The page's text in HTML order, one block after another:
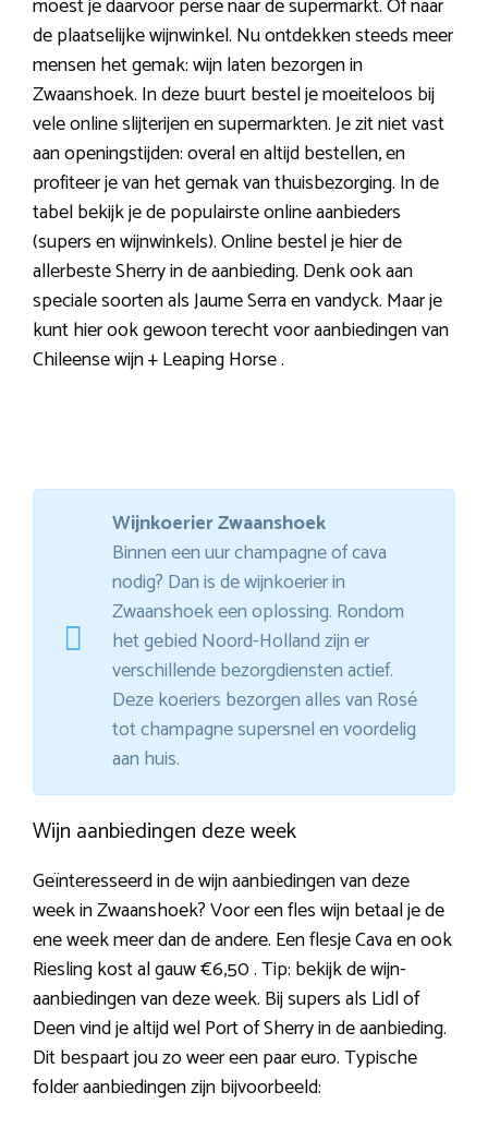
moest je daarvoor perse naar de supermarkt. Of naar
de plaatselijke wijnwinkel. Nu ontdekken steeds meer
mensen het gemak: wijn laten bezorgen in
Zwaanshoek. In deze buurt bestel je moeiteloos bij
vele online slijterijen en supermarkten. Je zit niet vast
aan openingstijden: overal en altijd bestellen, en
profiteer je van het gemak van thuisbezorging. In de
tabel bekijk je de populairste online aanbieders
(supers en wijnwinkels). Online bestel je hier de
allerbeste Sherry in de aanbieding. Denk ook aan
speciale soorten als Jaume Serra en vandyck. Maar je
kunt hier ook gewoon terecht voor aanbiedingen van
Chileense wijn + Leaping Horse .
Wijnkoerier Zwaanshoek
Binnen een uur champagne of cava
nodig? Dan is de wijnkoerier in
Zwaanshoek een oplossing. Rondom
het gebied Noord-Holland zijn er
verschillende bezorgdiensten actief.
Deze koeriers bezorgen alles van Rosé
tot champagne supersnel en voordelig
aan huis.
Wijn aanbiedingen deze week
Geïnteresseerd in de wijn aanbiedingen van deze
week in Zwaanshoek? Voor een fles wijn betaal je de
ene week meer dan de andere. Een flesje Cava en ook
Riesling kost al gauw €6,50 . Tip: bekijk de wijn-
aanbiedingen van deze week. Bij supers als Lidl of
Deen vind je altijd wel Port of Sherry in de aanbieding.
Dit bespaart jou zo weer een paar euro. Typische
folder aanbiedingen zijn bijvoorbeeld: